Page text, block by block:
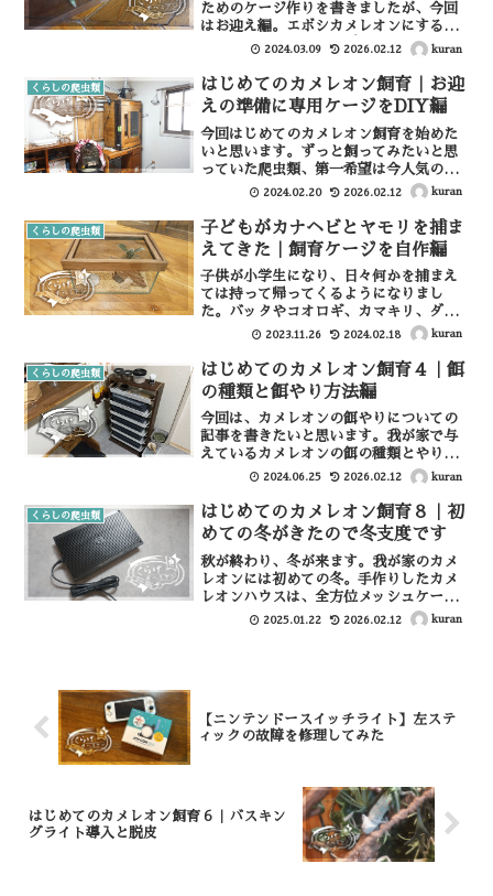
ためのケージ作りを書きましたが、今回
はお迎え編。エボシカメレオンにすると
いうのは、前回ショップに下見に行った
購入&お迎えとなりました。今回お世話
になったショップカメレオ...
2024.03.09 2026.02.12 kuran
くらしの爬虫類
はじめてのカメレオン飼育｜お迎
えの準備に専用ケージをDIY編
今回はじめてのカメレオン飼育を始めた
いと思います。ずっと飼ってみたいと思
っていた爬虫類、第一希望は今人気の
（？）レオパ（ヒョウモントカゲモド
供たちの意見を聞いたところカメレオン
が人気だったのでカメレオンを...
2024.02.20 2026.02.12 kuran
くらしの爬虫類
子どもがカナヘビとヤモリを捕ま
えてきた｜飼育ケージを自作編
子供が小学生になり、日々何かを捕まえ
ては持って帰ってくるようになりまし
た。バッタやコオロギ、カマキリ、ダン
ゴムシ…そんなのはある程度したら野に
ちゃん（？）を捕まえてきました。さら
に家の壁にいたヤモリの、こ...
2023.11.26 2024.02.18 kuran
くらしの爬虫類
はじめてのカメレオン飼育４｜餌
の種類と餌やり方法編
今回は、カメレオンの餌やりについての
記事を書きたいと思います。我が家で与
えているカメレオンの餌の種類とやり
方、餌たちの管理環境も書いていきたい
類ヨーロッパイエコオロギまず一番メイ
ンで与えることになるのがこ...
2024.06.25 2026.02.12 kuran
くらしの爬虫類
はじめてのカメレオン飼育８｜初
めての冬がきたので冬支度です
秋が終わり、冬が来ます。我が家のカメ
レオンには初めての冬。手作りしたカメ
レオンハウスは、全方位メッシュケージ
ではないものの、上部左右にメッシュ箇
2025.01.22 2026.02.12 kuran
【ニンテンドースイッチライト】左ステ
ィックの故障を修理してみた
はじめてのカメレオン飼育６｜バスキン
グライト導入と脱皮